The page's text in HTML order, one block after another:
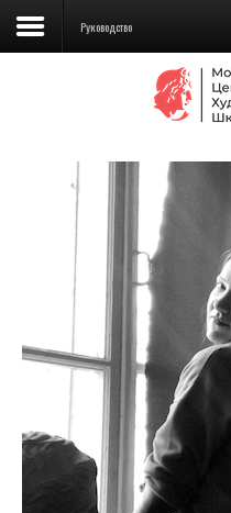
Сведения об образовательной
Детская Художественная
Поступающим
Подготовка
Образование
Доп. образование
Руководство